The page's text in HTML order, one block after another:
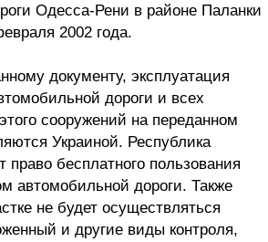
Одесса-Рени в районе Паланки
2002 года.
документу, эксплуатация
дороги и всех
сооружений на переданном
Украиной. Республика
право бесплатного пользования
автомобильной дороги. Также
не будет осуществляться
и другие виды контроля,